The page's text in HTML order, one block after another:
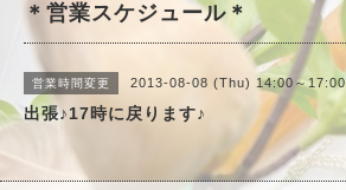
＊営業スケジュール＊
営業時間変更 2013-08-08 (Thu) 14:00～17:00
出張♪17時に戻ります♪